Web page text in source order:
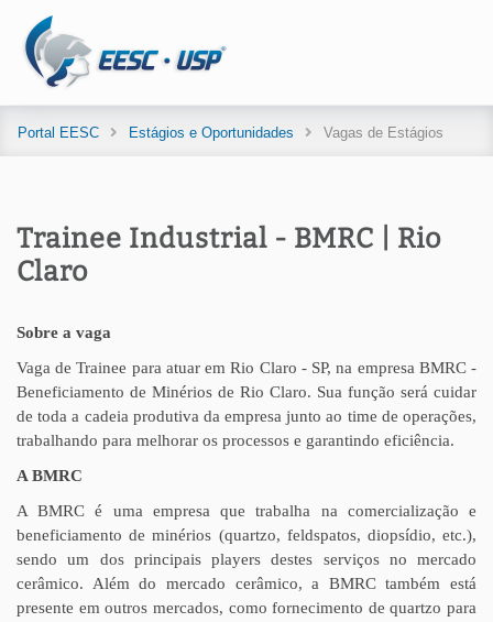
Portal EESC Estágios e Oportunidades Vagas de Estágios
Trainee Industrial - BMRC | Rio
Claro
Sobre a vaga
Vaga de Trainee para atuar em Rio Claro - SP, na empresa BMRC -
Beneficiamento de Minérios de Rio Claro. Sua função será cuidar
de toda a cadeia produtiva da empresa junto ao time de operações,
trabalhando para melhorar os processos e garantindo eficiência.
A BMRC
A BMRC é uma empresa que trabalha na comercialização e
beneficiamento de minérios (quartzo, feldspatos, diopsídio, etc.),
sendo um dos principais players destes serviços no mercado
cerâmico. Além do mercado cerâmico, a BMRC também está
presente em outros mercados, como fornecimento de quartzo para